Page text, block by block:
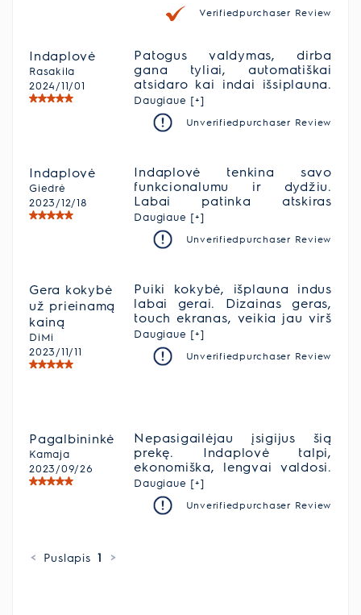
Verifiedpurchaser Review
Indaplovė
Rasakila
2024/11/01
Patogus valdymas, dirba
gana tyliai, automatiškai
atsidaro kai indai išsiplauna.
Labai talpi, atskiras skyrius
įrankiams. Esame patenkinti
Daugiaue [+]
Unverifiedpurchaser Review
Indaplovė
Giedrė
2023/12/18
Indaplovė tenkina savo
funkcionalumu ir dydžiu.
Labai patinka atskiras
stalčius šaukštams, kadangi
patogu sudėti, ir neužima
papildomos vietos, kurią
Daugiaue [+]
Unverifiedpurchaser Review
Gera kokybė
už prieinamą
kainą
DiMi
2023/11/11
Puiki kokybė, išplauna indus
labai gerai. Dizainas geras,
touch ekranas, veikia jau virš
1 metų gerai. Nepatinka tik
tai, kad durelės tvirtinasi su
ratukais, t.y. važinėja jos,
su kitokiu durelių tvirtinimo
mechanizmu.
Daugiaue [+]
Unverifiedpurchaser Review
Pagalbininkė
Kamaja
2023/09/26
Nepasigailėjau įsigijus šią
prekę. Indaplovė talpi,
ekonomiška, lengvai valdosi.
Labai patinka, kad dirba
tyliai. Siūlau įsigyti šią
indaplovę💯
Daugiaue [+]
Unverifiedpurchaser Review
< Puslapis 1 >